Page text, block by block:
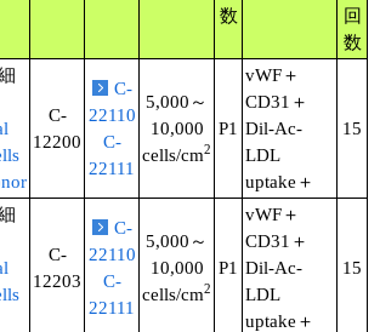
（食品・水質・家畜他）
ト
研究ガイド
ガイド
数
回
数
C-
12200
C-
22110
C-
22111
5,000～
10,000
cells/cm2
P1
vWF＋
CD31＋
Dil-Ac-
LDL
uptake＋
15
C-
12203
C-
22110
C-
22111
5,000～
10,000
cells/cm2
P1
vWF＋
CD31＋
Dil-Ac-
LDL
uptake＋
15